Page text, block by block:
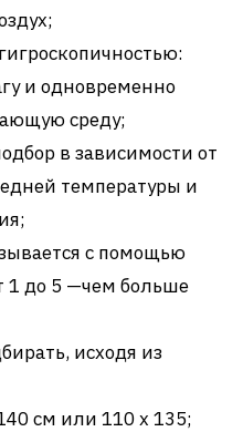
и одновременно
среду;
в зависимости от
температуры и
с помощью
1 до 5 —чем больше
исходя из
см или 110 х 135;